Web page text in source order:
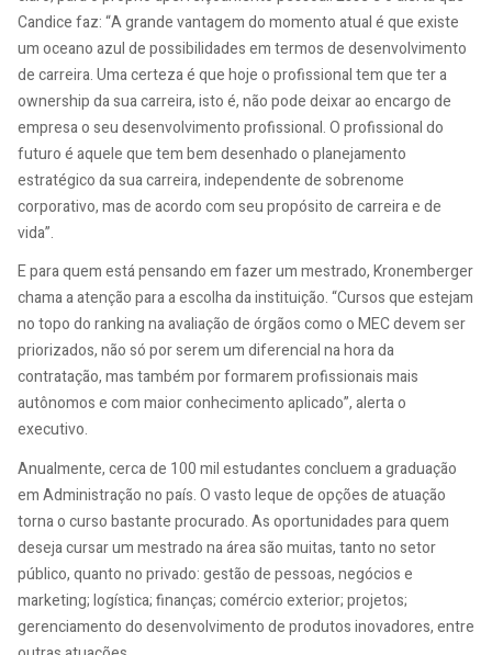
Candice faz: “A grande vantagem do momento atual é que existe
um oceano azul de possibilidades em termos de desenvolvimento
de carreira. Uma certeza é que hoje o profissional tem que ter a
ownership da sua carreira, isto é, não pode deixar ao encargo de
empresa o seu desenvolvimento profissional. O profissional do
futuro é aquele que tem bem desenhado o planejamento
estratégico da sua carreira, independente de sobrenome
corporativo, mas de acordo com seu propósito de carreira e de
vida”.
E para quem está pensando em fazer um mestrado, Kronemberger
chama a atenção para a escolha da instituição. “Cursos que estejam
no topo do ranking na avaliação de órgãos como o MEC devem ser
priorizados, não só por serem um diferencial na hora da
contratação, mas também por formarem profissionais mais
autônomos e com maior conhecimento aplicado”, alerta o
executivo.
Anualmente, cerca de 100 mil estudantes concluem a graduação
em Administração no país. O vasto leque de opções de atuação
torna o curso bastante procurado. As oportunidades para quem
deseja cursar um mestrado na área são muitas, tanto no setor
público, quanto no privado: gestão de pessoas, negócios e
marketing; logística; finanças; comércio exterior; projetos;
gerenciamento do desenvolvimento de produtos inovadores, entre